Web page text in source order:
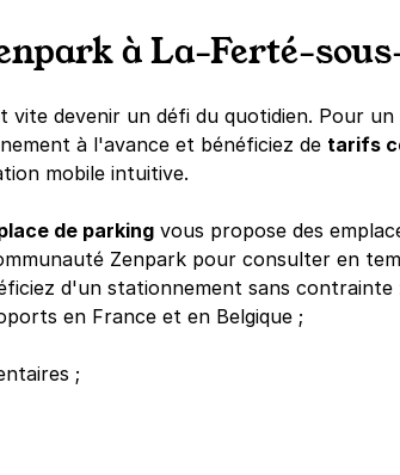
à La-Ferté-
vite devenir un défi du quotidien. Pour
à l'avance et bénéficiez de tarifs
mobile intuitive.
de parking vous propose des
Zenpark pour consulter en
d'un stationnement sans contrainte
en France et en Belgique ;
;